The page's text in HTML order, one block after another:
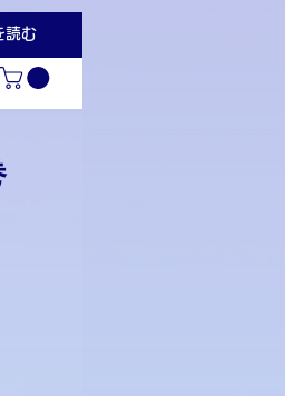
読む